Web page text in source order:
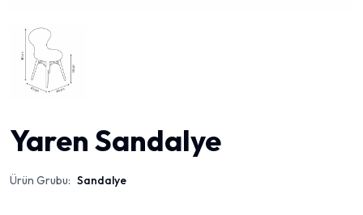
Yaren Sandalye
Ürün Grubu: Sandalye